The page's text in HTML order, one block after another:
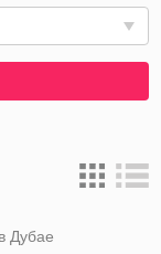
Дубае